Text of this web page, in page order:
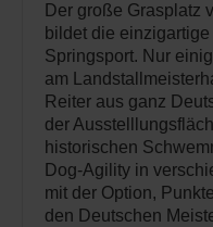
Der große Grasplatz
bildet die
Springsport. Nur
am
Reiter aus ganz
der
historischen
Dog-Agility in
mit der Option,
den Deutschen